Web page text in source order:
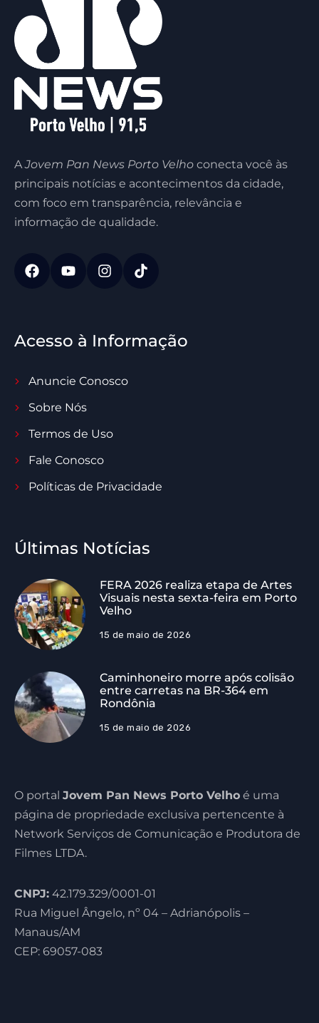
AJovem Pan News Porto Velho conecta você às
principais notícias e acontecimentos da cidade,
com foco em transparência, relevância e
informação de qualidade.
Acesso à Informação
Anuncie Conosco
Sobre Nós
Termos de Uso
Fale Conosco
Políticas de Privacidade
Últimas Notícias
FERA 2026 realiza etapa de Artes
Visuais nesta sexta-feira em Porto
Velho
15 de maio de 2026
Caminhoneiro morre após colisão
entre carretas na BR-364 em
Rondônia
15 de maio de 2026
O portal Jovem Pan News Porto Velho é uma
página de propriedade exclusiva pertencente à
Network Serviços de Comunicação e Produtora de
Filmes LTDA.
CNPJ: 42.179.329/0001-01
Rua Miguel Ângelo, nº 04 – Adrianópolis –
Manaus/AM
CEP: 69057-083